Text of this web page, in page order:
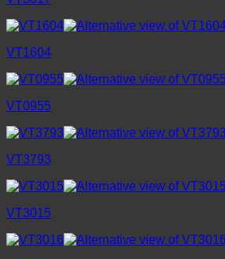
VT1604
VT0955
VT3793
VT3015